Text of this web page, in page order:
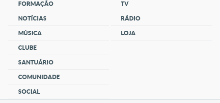
FORMAÇÃO
NOTÍCIAS
MÚSICA
CLUBE
SANTUÁRIO
COMUNIDADE
SOCIAL
TV
RÁDIO
LOJA